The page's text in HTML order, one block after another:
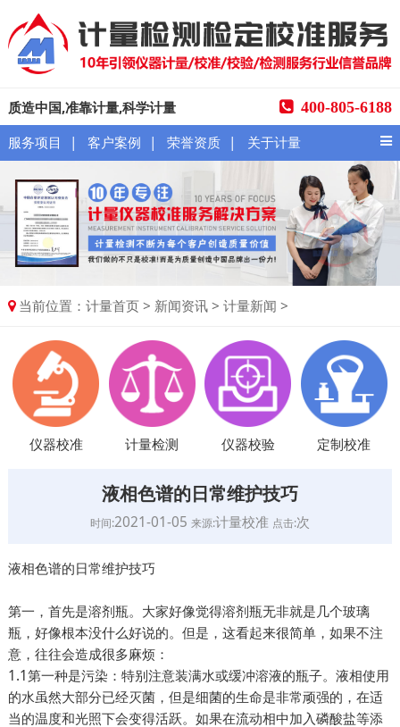
质造中国,准靠计量,科学计量 400-805-6188
服务项目 | 客户案例 | 荣誉资质 | 关于计量
当前位置：计量首页 > 新闻资讯 >计量新闻 >
仪器校准 计量检测 仪器校验 定制校准
液相色谱的日常维护技巧
时间:2021-01-05 来源:计量校准 点击:次
液相色谱的日常维护技巧
第一，首先是溶剂瓶。大家好像觉得溶剂瓶无非就是几个玻璃
瓶，好像根本没什么好说的。但是，这看起来很简单，如果不注
意，往往会造成很多麻烦：
1.1第一种是污染：特别注意装满水或缓冲溶液的瓶子。液相使用
的水虽然大部分已经灭菌，但是细菌的生命是非常顽强的，在适
当的温度和光照下会变得活跃。如果在流动相中加入磷酸盐等添